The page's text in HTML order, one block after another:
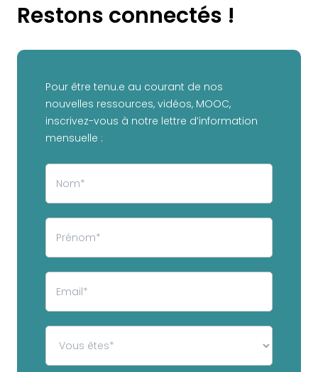
Restons connectés !
Pour être tenu.e au courant de nos
nouvelles ressources, vidéos, MOOC,
inscrivez-vous à notre lettre d’information
mensuelle :